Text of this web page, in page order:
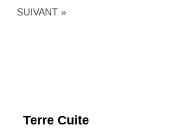
SUIVANT »
Parking et garages